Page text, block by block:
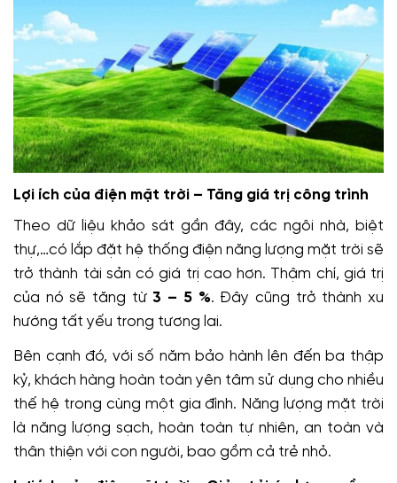
Lợi ích của điện mặt trời – Tăng giá trị công trình
Theo dữ liệu khảo sát gần đây, các ngôi nhà, biệt
thự,…có lắp đặt hệ thống điện năng lượng mặt trời sẽ
trở thành tài sản có giá trị cao hơn. Thậm chí, giá trị
của nó sẽ tăng từ3 – 5 %. Đây cũng trở thành xu
hướng tất yếu trong tương lai.
Bên cạnh đó, với số năm bảo hành lên đến ba thập
kỷ, khách hàng hoàn toàn yên tâm sử dụng cho nhiều
thế hệ trong cùng một gia đình. Năng lượng mặt trời
là năng lượng sạch, hoàn toàn tự nhiên, an toàn và
thân thiện với con người, bao gồm cả trẻ nhỏ.